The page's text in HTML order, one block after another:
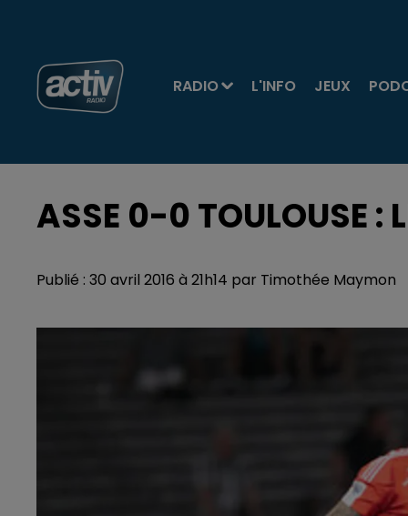
RADIO L'INFO JEUX
ASSE 0-0 TOULOUSE :
Publié : 30 avril 2016 à 21h14 par Timothée Maymon